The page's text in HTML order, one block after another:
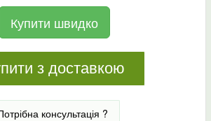
Купити швидко
з доставкою
консультація ?